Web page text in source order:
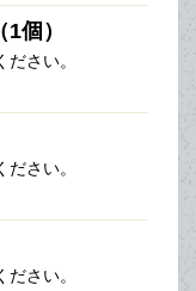
個）
さい。
さい。
さい。